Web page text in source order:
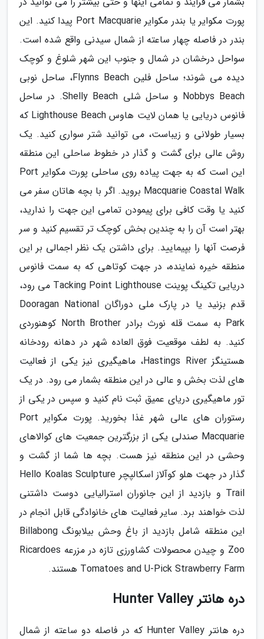
پورت مکوایر یا بندر مکوایر Port Macquarie پیدا کنید. این
بندر در فاصله چهار ساعته از شمال سیدنی واقع شده است.
سواحل درخشان در شمال و جنوب این شهر شلوغ و کوچک
دیده می شوند؛ ساحل فلین Flynns Beach، ساحل نوبی
Nobbys Beach و ساحل شلی Shelly Beach. در ساحل
فانوس دریایی یا همان لایت هاوس Lighthouse Beach که
بسیار طولانی و زیباست، می توانید شتر سواری کنید. یک
روش عالی برای گشت و گذار در خطوط ساحلی این منطقه
این است که به جهت پیاده روی ساحلی پورت مکوایر Port
Macquarie Coastal Walk بروید. اگر با بچه هاتان سفر می
کنید یا وقت کافی برای پیمودن تمامی این جهت را ندارید،
بهتر است آن را به چندین بخش کوچک تر تقسیم کنید و سر
فرصت آنها را بپیمایید. برای داشتن یک نظر اجمالی بر این
منطقه خیره نماینده، در جهت کوتاهی که به سمت فانوس
دریایی تکینگ پوینت Tacking Point Lighthouse می رود،
قدم بزنید یا در پارک ملی دوراگان Dooragan National
Park به سمت قله نورث برادر North Brother کوهنوردی
کنید. به لطف موقعیت فوق العاده شهر در دهانه رودخانه
هستینگز Hastings River، ماهیگیری نیز یکی از فعالیت
های لذت بخش و عالی در این منطقه بشمار می رود. در یک
تور ماهیگیری دریای عمیق ثبت نام کنید و سپس در یکی از
رستوران های عالی شهر غذا بخورید. پورت مکوایر Port
Macquarie صندلی یکی از بزرگترین جمعیت های کوالاهای
وحشی در این منطقه نیز هست. بچه ها شما از گشت و
گذار در جهت هلو کوآلاز اسکالپچر Hello Koalas Sculpture
Trail و بازدید از این جانوران استرالیایی دوست داشتنی
لذت خواهند برد. سایر فعالیت های خانوادگی قابل انجام در
این منطقه شامل بازدید از باغ وحش بیلابونگ Billabong
Zoo و چیدن محصولات کشاورزی تازه در مزرعه Ricardoes
Tomatoes and U-Pick Strawberry Farm هستند.
دره هانتر Hunter Valley
دره هانتر Hunter Valley که در فاصله دو ساعته از شمال